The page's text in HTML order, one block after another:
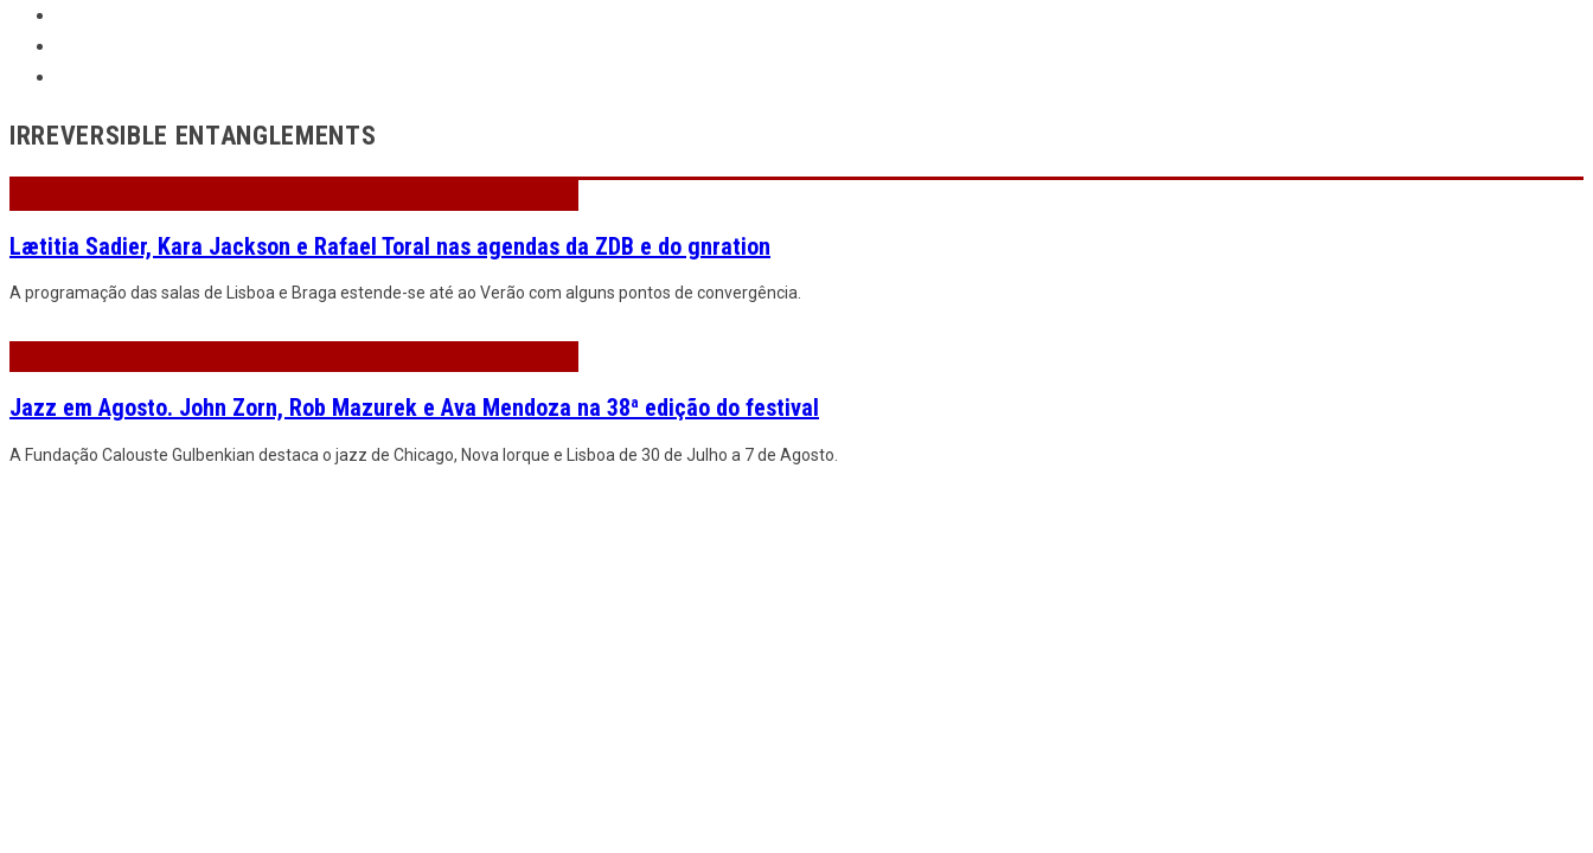
IRREVERSIBLE ENTANGLEMENTS
Lætitia Sadier, Kara Jackson e Rafael Toral nas agendas da ZDB e do gnration
A programação das salas de Lisboa e Braga estende-se até ao Verão com alguns pontos de convergência.
Jazz em Agosto. John Zorn, Rob Mazurek e Ava Mendoza na 38ª edição do festival
A Fundação Calouste Gulbenkian destaca o jazz de Chicago, Nova Iorque e Lisboa de 30 de Julho a 7 de Agosto.